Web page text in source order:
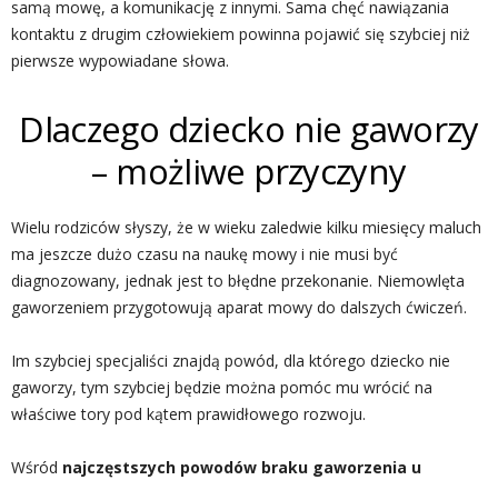
samą mowę, a komunikację z innymi. Sama chęć nawiązania
kontaktu z drugim człowiekiem powinna pojawić się szybciej niż
pierwsze wypowiadane słowa.
Dlaczego dziecko nie gaworzy
– możliwe przyczyny
Wielu rodziców słyszy, że w wieku zaledwie kilku miesięcy maluch
ma jeszcze dużo czasu na naukę mowy i nie musi być
diagnozowany, jednak jest to błędne przekonanie. Niemowlęta
gaworzeniem przygotowują aparat mowy do dalszych ćwiczeń.
Im szybciej specjaliści znajdą powód, dla którego dziecko nie
gaworzy, tym szybciej będzie można pomóc mu wrócić na
właściwe tory pod kątem prawidłowego rozwoju.
Wśród najczęstszych powodów braku gaworzenia u